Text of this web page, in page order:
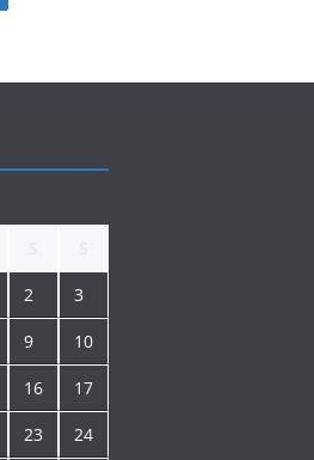
2 3
9 10
16 17
23 24